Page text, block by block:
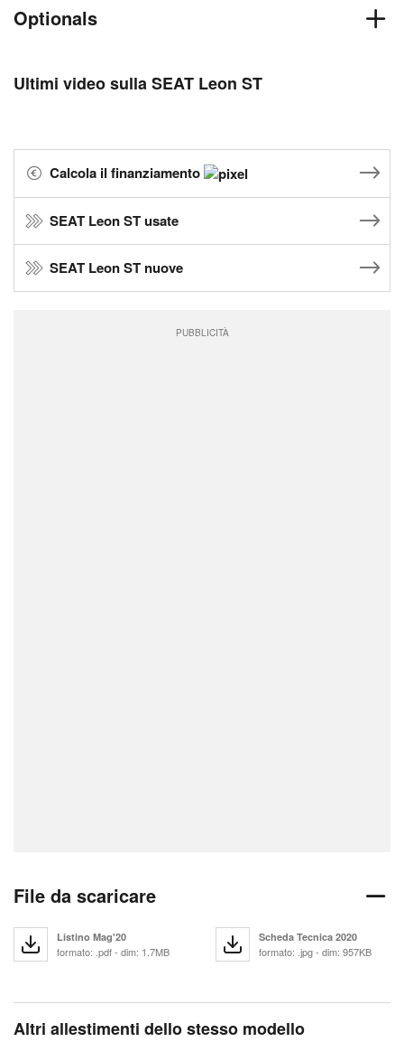
Optionals
Ultimi video sulla SEAT Leon ST
Calcola il finanziamento
SEAT Leon ST usate
SEAT Leon ST nuove
PUBBLICITÀ
File da scaricare
Listino Mag'20
formato: .pdf - dim: 1.7MB
Scheda Tecnica 2020
formato: .jpg - dim: 957KB
Altri allestimenti dello stesso modello